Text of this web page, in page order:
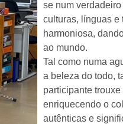
se num
culturas, línguas e
harmoniosa,
ao mundo.
Tal como numa
a beleza do todo,
participante
enriquecendo o
autênticas e